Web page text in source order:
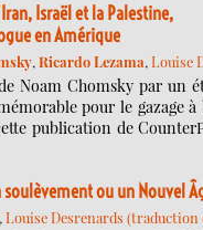
Israël et la Palestine,
en Amérique
, Ricardo Lezama, Louise
Noam Chomsky par un
pour le gazage
publication de
ou un Nouvel
, Louise Desrenards (traduction